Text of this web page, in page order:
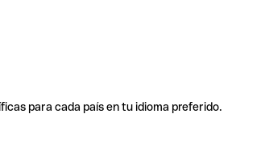
para cada país en tu idioma preferido.